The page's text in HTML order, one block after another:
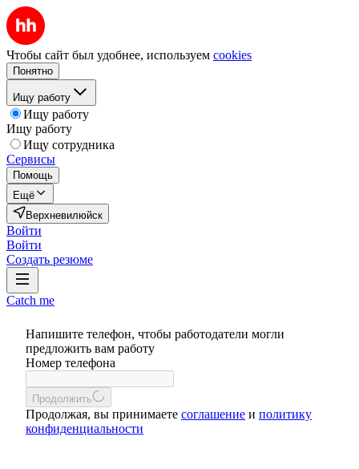
Чтобы сайт был удобнее, используем cookies
Понятно
Ищу работу
Ищу работу
Ищу работу
Ищу сотрудника
Сервисы
Помощь
Ещё
Верхневилюйск
Войти
Войти
Создать резюме
Catch me
Напишите телефон, чтобы работодатели могли
предложить вам работу
Номер телефона
Продолжить
Продолжая, вы принимаете соглашение и политику
конфиденциальности